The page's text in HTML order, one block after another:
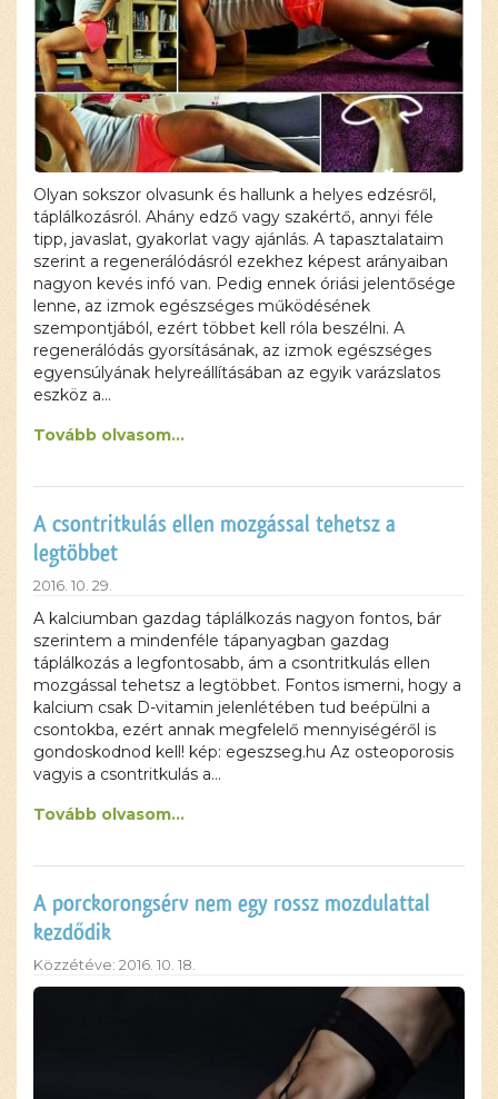
Olyan sokszor olvasunk és hallunk a helyes edzésről,
táplálkozásról. Ahány edző vagy szakértő, annyi féle
tipp, javaslat, gyakorlat vagy ajánlás. A tapasztalataim
szerint a regenerálódásról ezekhez képest arányaiban
nagyon kevés infó van. Pedig ennek óriási jelentősége
lenne, az izmok egészséges működésének
szempontjából, ezért többet kell róla beszélni. A
regenerálódás gyorsításának, az izmok egészséges
egyensúlyának helyreállításában az egyik varázslatos
eszköz a…
Tovább olvasom...
A csontritkulás ellen mozgással tehetsz a
legtöbbet
2016. 10. 29.
A kalciumban gazdag táplálkozás nagyon fontos, bár
szerintem a mindenféle tápanyagban gazdag
táplálkozás a legfontosabb, ám a csontritkulás ellen
mozgással tehetsz a legtöbbet. Fontos ismerni, hogy a
kalcium csak D-vitamin jelenlétében tud beépülni a
csontokba, ezért annak megfelelő mennyiségéről is
gondoskodnod kell! kép: egeszseg.hu Az osteoporosis
vagyis a csontritkulás a…
Tovább olvasom...
A porckorongsérv nem egy rossz mozdulattal
kezdődik
Közzétéve: 2016. 10. 18.